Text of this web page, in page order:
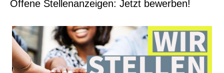
Offene Stellenanzeigen: Jetzt bewerben!